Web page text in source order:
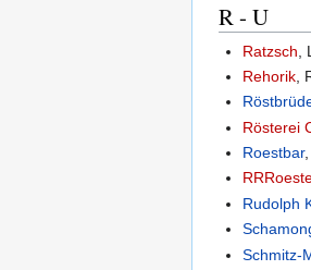
R - U
Ratzsch
Rehorik
Rösterei
Roestbar
Rudolph
Schmitz-